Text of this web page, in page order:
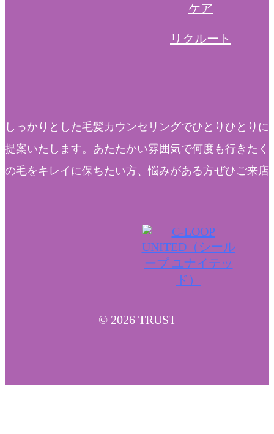
ケア
リクルート
しっかりとした毛髪カウンセリングでひとりひとり
提案いたします。あたたかい雰囲気で何度も行きたく
の毛をキレイに保ちたい方、悩みがある方ぜひご来店
© 2026 TRUST